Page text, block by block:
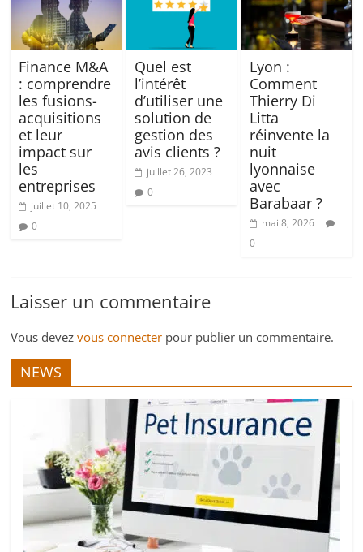
Finance M&A
: comprendre
les fusions-
acquisitions
et leur
impact sur
les
entreprises
juillet 10, 2025
0
Quel est
l’intérêt
d’utiliser une
solution de
gestion des
avis clients ?
juillet 26, 2023
0
Lyon :
Comment
Thierry Di
Litta
réinvente la
nuit
lyonnaise
avec
Barabaar ?
mai 8, 2026
0
Laisser un commentaire
Vous devezvous connecter pour publier un commentaire.
NEWS